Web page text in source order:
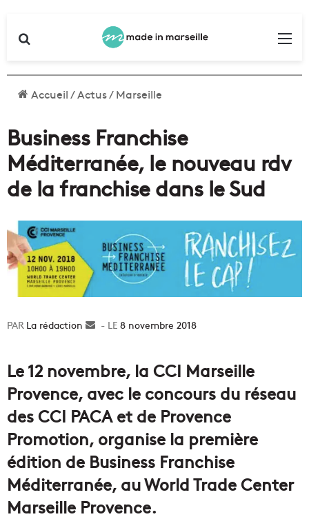
Accueil/Actus/Marseille
Business Franchise
Méditerranée, le nouveau rdv
de la franchise dans le Sud
La rédaction
Envoyer8 novembre 2018
Le 12 novembre, la CCI Marseille
Provence, avec le concours du réseau
des CCI PACA et de Provence
Promotion, organise la première
édition de Business Franchise
Méditerranée, au World Trade Center
Marseille Provence.